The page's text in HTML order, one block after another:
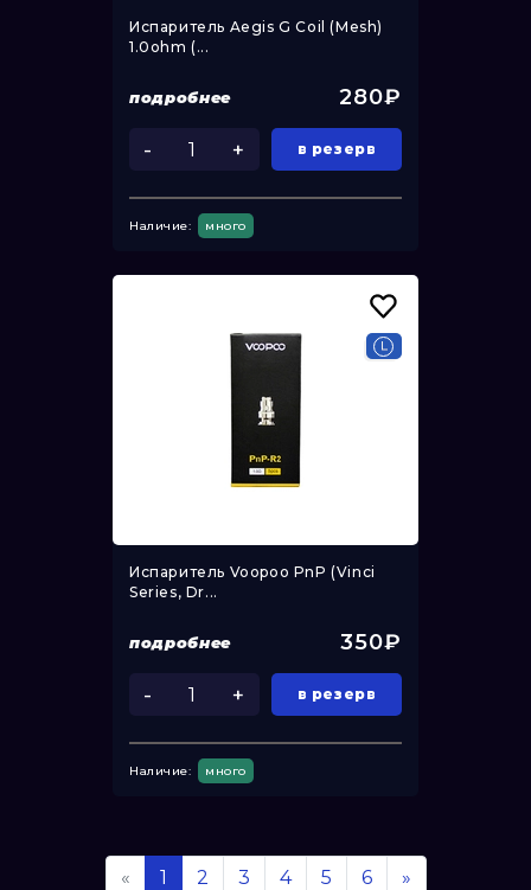
Испаритель Aegis G Coil (Mesh)
1.0ohm (...
подробнее 280₽
- + в резерв
Наличие: много
Испаритель Voopoo PnP (Vinci
Series, Dr...
подробнее 350₽
- + в резерв
Наличие: много
« 1 2 3 4 5 6 »